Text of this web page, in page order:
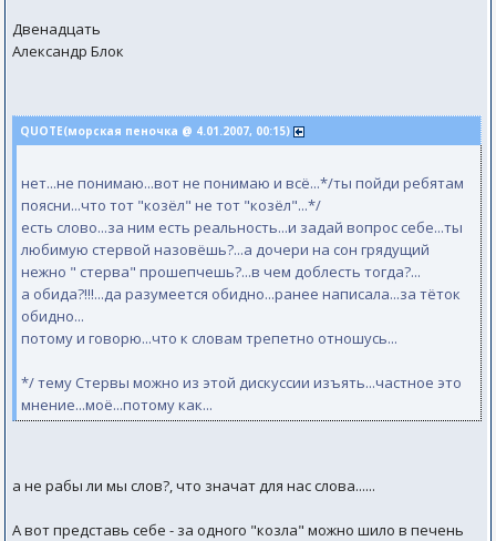
Двенадцать
Александр Блок
QUOTE(морская пеночка @ 4.01.2007, 00:15)
нет...не понимаю...вот не понимаю и всё...*/ты пойди ребятам
поясни...что тот "козёл" не тот "козёл"...*/
есть слово...за ним есть реальность...и задай вопрос себе...ты
любимую стервой назовёшь?...а дочери на сон грядущий
нежно " стерва" прошепчешь?...в чем доблесть тогда?...
а обида?!!!...да разумеется обидно...ранее написала...за тёток
обидно...
потому и говорю...что к словам трепетно отношусь...
*/ тему Стервы можно из этой дискуссии изъять...частное это
мнение...моё...потому как...
а не рабы ли мы слов?, что значат для нас слова......
А вот представь себе - за одного "козла" можно шило в печень